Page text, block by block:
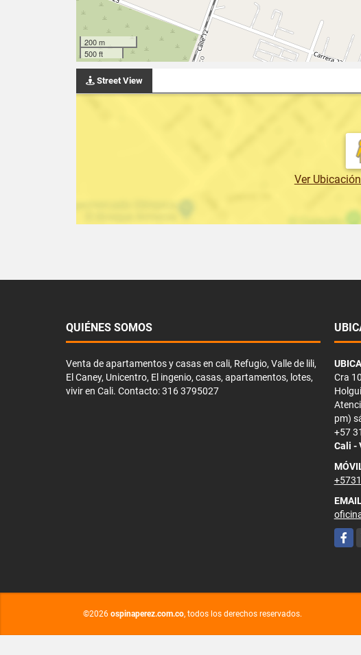
200 m
500 ft
Street View
Ver Ubicación
QUIÉNES SOMOS
Venta de apartamentos y casas en cali, Refugio, Valle de lili,
El Caney, Unicentro, El ingenio, casas, apartamentos, lotes,
vivir en Cali. Contacto: 316 3795027
Cra
pm)
+57
Cali -
©2026 ospinaperez.com.co, todos los derechos reservados.